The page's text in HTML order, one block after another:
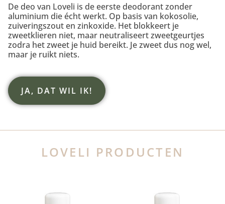
De deo van Loveli is de eerste deodorant zonder
aluminium die écht werkt. Op basis van kokosolie,
zuiveringszout en zinkoxide. Het blokkeert je
zweetklieren niet, maar neutraliseert zweetgeurtjes
zodra het zweet je huid bereikt. Je zweet dus nog wel,
maar je ruikt niets.
JA, DAT WIL IK!
LOVELI PRODUCTEN